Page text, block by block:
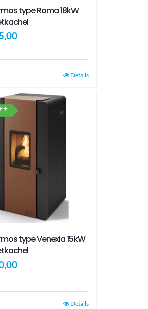
type Roma 18kW
Details
type Venexia 15kW
Details